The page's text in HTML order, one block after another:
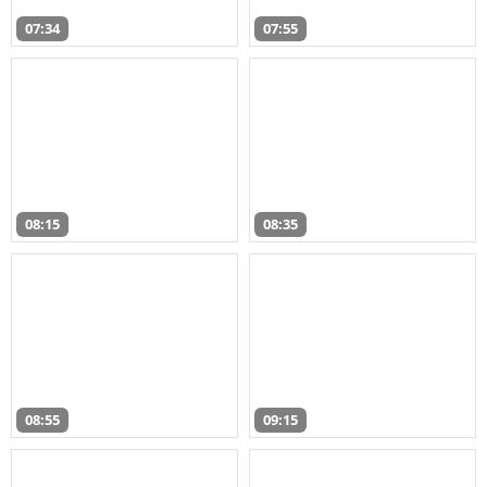
07:34 07:55
08:15 08:35
08:55 09:15